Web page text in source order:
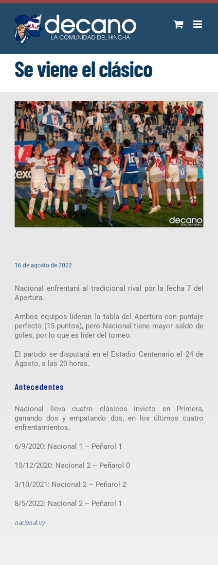
Saltar
contenido
Se viene el clásico
16 de agosto de 2022
Nacional enfrentará al tradicional rival por la fecha 7 del
Apertura.
Ambos equipos lideran la tabla del Apertura con puntaje
perfecto (15 puntos), pero Nacional tiene mayor saldo de
goles, por lo que es líder del torneo.
El partido se disputará en el Estadio Centenario el 24 de
Agosto, a las 20 horas.
Antecedentes
Nacional lleva cuatro clásicos invicto en Primera,
ganando dos y empatando dos, en los últimos cuatro
enfrentamientos.
6/9/2020: Nacional 1 – Peñarol 1
10/12/2020: Nacional 2 – Peñarol 0
3/10/2021: Nacional 2 – Peñarol 2
8/5/2022: Nacional 2 – Peñarol 1
nacional.uy